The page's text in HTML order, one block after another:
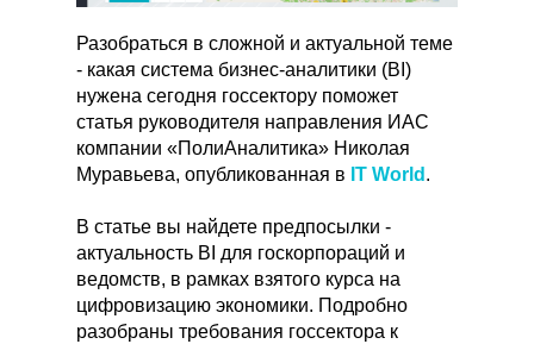
Разобраться в сложной и актуальной теме
- какая система бизнес-аналитики (BI)
нужена сегодня госсектору поможет
статья руководителя направления ИАС
компании «ПолиАналитика» Николая
Муравьева, опубликованная в IT World .
В статье вы найдете предпосылки -
актуальность BI для госкорпораций и
ведомств, в рамках взятого курса на
цифровизацию экономики. Подробно
разобраны требования госсектора к